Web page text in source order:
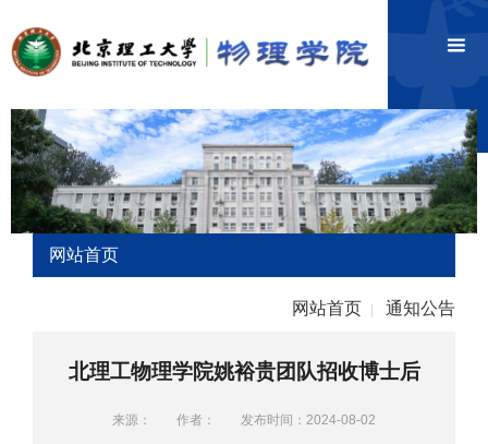
网站首页
网站首页 通知公告
北理工物理学院姚裕贵团队招收博士后
来源： 作者： 发布时间：2024-08-02